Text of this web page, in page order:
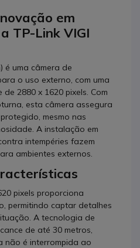
em
TP-Link VIGI
é uma câmera de
o uso externo, com uma
2880 x 1620 pixels. Com
esta câmera assegura
mesmo nas
A instalação em
intempéries fazem
ambientes externos.
pixels proporciona
permitindo captar detalhes
A tecnologia de
de até 30 metros,
não é interrompida ao